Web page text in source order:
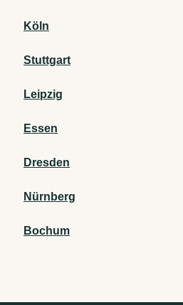
Köln
Stuttgart
Leipzig
Essen
Dresden
Nürnberg
Bochum